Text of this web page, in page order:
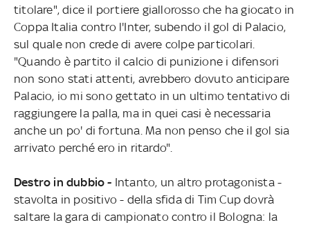
titolare", dice il portiere giallorosso che ha giocato in
Coppa Italia contro l'Inter, subendo il gol di Palacio,
sul quale non crede di avere colpe particolari.
"Quando è partito il calcio di punizione i difensori
non sono stati attenti, avrebbero dovuto anticipare
Palacio, io mi sono gettato in un ultimo tentativo di
raggiungere la palla, ma in quei casi è necessaria
anche un po' di fortuna. Ma non penso che il gol sia
arrivato perché ero in ritardo".
Destro in dubbio - Intanto, un altro protagonista -
stavolta in positivo - della sfida di Tim Cup dovrà
saltare la gara di campionato contro il Bologna: la